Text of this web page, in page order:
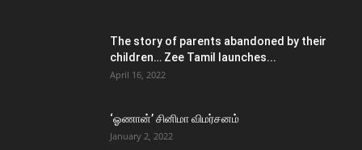
The story of parents abandoned by their
children… Zee Tamil launches...
April 16, 2022
‘ஓணான்’ சினிமா விமர்சனம்
January 2, 2022